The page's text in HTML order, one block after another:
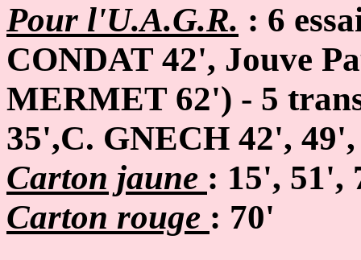
Pour l'U.A.G.R. : 6
CONDAT 42', Jouve
MERMET 62') - 5
35',C. GNECH 42',
Carton jaune : 15', 51',
Carton rouge : 70'